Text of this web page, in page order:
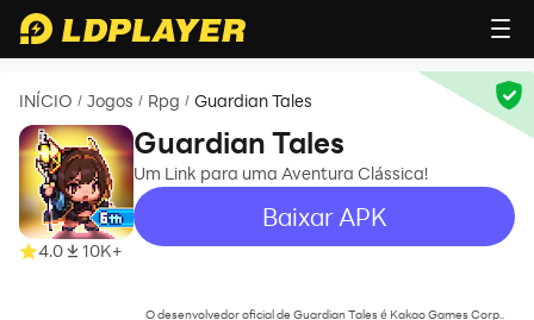
INÍCIO / Jogos / Rpg / Guardian Tales
4.0 10K+
Guardian Tales
Um Link para uma Aventura Clássica!
Baixar APK
recommend
O desenvolvedor oficial de Guardian Tales é Kakao Games Corp..